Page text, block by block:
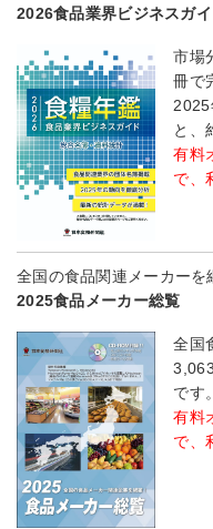
2026食品業界ビジネスガイ
市場
冊で
2025
と、
有料
で、
全国の食品関連メーカー
2025食品メーカー総覧
全国
です。
有料
で、